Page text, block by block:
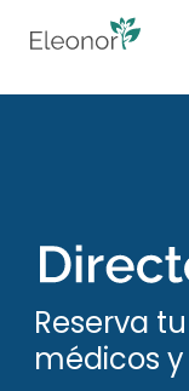
Reserva
médicos